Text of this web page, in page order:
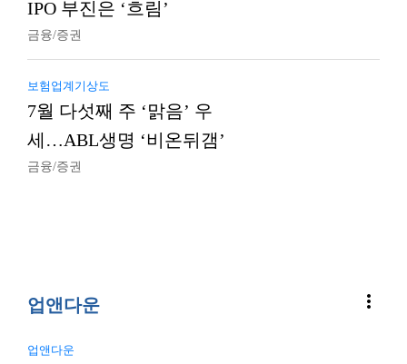
IPO 부진은 ‘흐림’
금융/증권
보험업계기상도
7월 다섯째 주 ‘맑음’ 우
세…ABL생명 ‘비온뒤갬’
금융/증권
업앤다운 more_vert
업앤다운